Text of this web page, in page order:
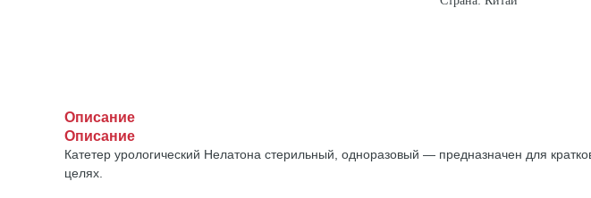
Описание
Описание
Катетер урологический Нелатона стерильный, одноразовый — предназначен для
целях.